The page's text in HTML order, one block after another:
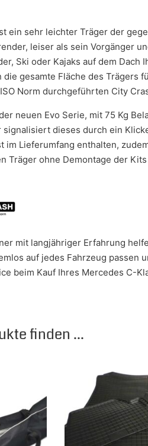
ein sehr leichter Träger der
leiser als sein Vorgänger
Ski oder Kajaks auf dem
die gesamte Fläche des
Norm durchgeführten City
neuen Evo Serie, mit 75 Kg
signalisiert dieses durch ein
im Lieferumfang enthalten,
Träger ohne Demontage der
mit langjähriger Erfahrung
auf jedes Fahrzeug
beim Kauf Ihres Mercedes C-
finden ...